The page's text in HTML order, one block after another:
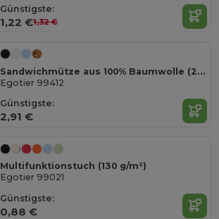
Günstigste:
1,22 €1,32 €
Sandwichmütze aus 100% Baumwolle (260 g/m²)
Egotier 99412
Günstigste:
2,91 €
Multifunktionstuch (130 g/m²)
Egotier 99021
Günstigste:
0,88 €